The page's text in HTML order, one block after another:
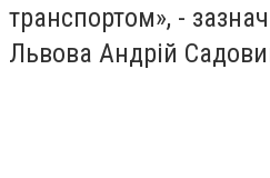
транспортом», -
Львова Андрій